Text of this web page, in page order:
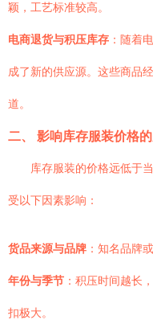
颖，工艺标准较高。
电商退货与积压库存 ：随着
成了新的供应源。这些商品
道。
二、 影响库存服装价格
库存服装的价格远低于
受以下因素影响：
货品来源与品牌 ：知名品牌
年份与季节 ：积压时间越长
扣极大。